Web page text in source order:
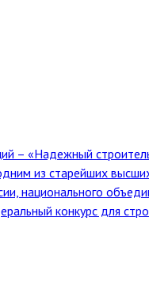
– «Надежный
из старейших высших
национального
конкурс для